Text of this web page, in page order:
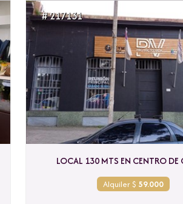
# 217131
LOCAL 130 MTS EN CENTRO DE
Alquiler $ 59.000